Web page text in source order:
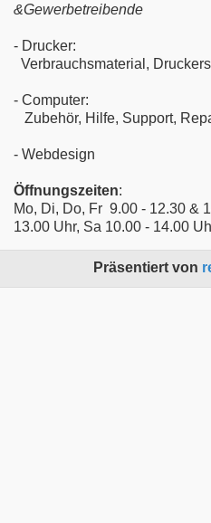
&Gewerbetreibende
- Drucker:
Verbrauchsmaterial,
- Computer:
Zubehör, Hilfe, Support,
- Webdesign
Öffnungszeiten:
Mo, Di, Do, Fr 9.00 - 12.30 &
13.00 Uhr, Sa 10.00 - 14.00
Präsentiert von